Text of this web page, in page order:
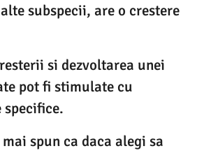
subspecii, are o crestere
si dezvoltarea unei
pot fi stimulate cu
spun ca daca alegi sa